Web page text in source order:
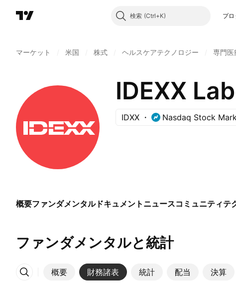
検索 プロ
マーケット 米国 株式 ヘルスケアテクノロジー 専門医
IDEXX
IDXX Nasdaq Stock
概要ファンダメンタルドキュメント ニュースコミュニティテ
ファンダメンタルと統計
概要 財務諸表 統計 配当 決算
その他